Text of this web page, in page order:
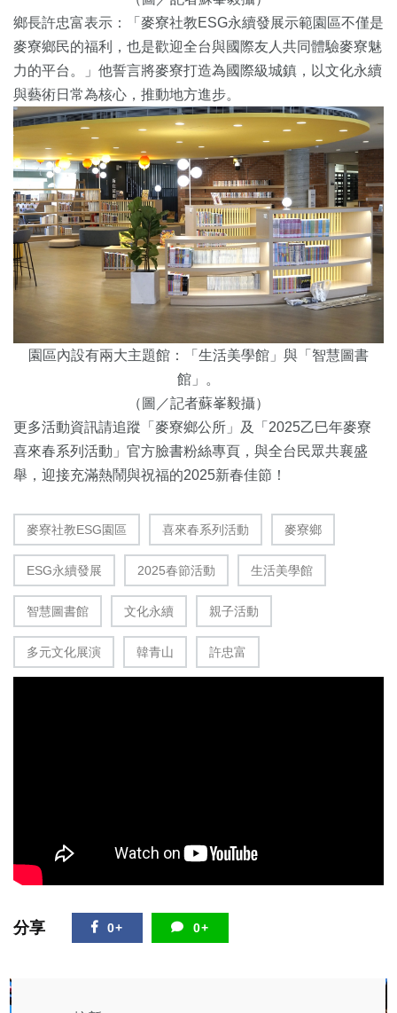
鄉長許忠富表示：「麥寮社教ESG永續發展示範園區不僅是
麥寮鄉民的福利，也是歡迎全台與國際友人共同體驗麥寮魅
力的平台。」他誓言將麥寮打造為國際級城鎮，以文化永續
與藝術日常為核心，推動地方進步。
園區內設有兩大主題館：「生活美學館」與「智慧圖書
館」。
（圖／記者蘇峯毅攝）
更多活動資訊請追蹤「麥寮鄉公所」及「2025乙巳年麥寮
喜來春系列活動」官方臉書粉絲專頁，與全台民眾共襄盛
舉，迎接充滿熱鬧與祝福的2025新春佳節！
麥寮社教ESG園區 喜來春系列活動 麥寮鄉
ESG永續發展 2025春節活動 生活美學館
智慧圖書館 文化永續 親子活動
多元文化展演 韓青山 許忠富
分享 0+ 0+